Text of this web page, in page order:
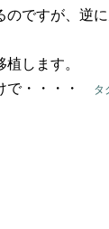
ですが、逆
します。
で・・・・
タ